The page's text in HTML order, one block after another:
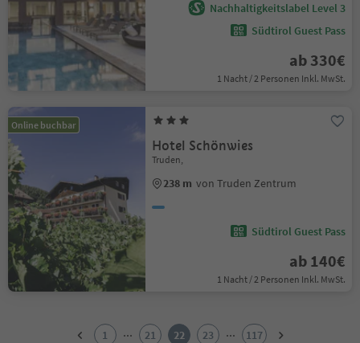
Nachhaltigkeitslabel Level 3
Südtirol Guest Pass
ab 330€
1 Nacht / 2 Personen Inkl. MwSt.
Online buchbar
Hotel Schönwies
Truden,
238 m von Truden Zentrum
Südtirol Guest Pass
ab 140€
1 Nacht / 2 Personen Inkl. MwSt.
1 ... 21 22 23 ...
117